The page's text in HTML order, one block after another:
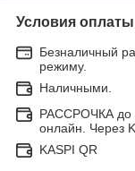
Условия оплаты
Безналичный
режиму.
Наличными.
РАССРОЧКА до
онлайн. Через
KASPI QR